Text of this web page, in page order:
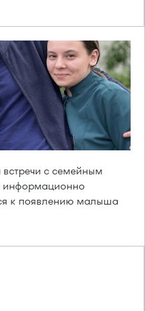
с семейным
информационно
к появлению малыша